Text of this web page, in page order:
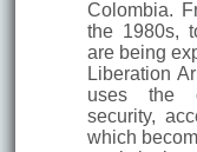
Colombia.
the 1980s,
are being
Liberation
uses the
security,
which